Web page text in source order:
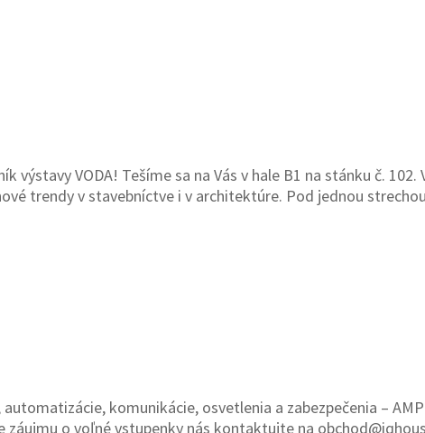
výstavy VODA! Tešíme sa na Vás v hale B1 na stánku č. 102.
nové trendy v stavebníctve i v architektúre. Pod jednou
komunikácie, osvetlenia a zabezpečenia –
záujmu o voľné vstupenky nás kontaktujte na